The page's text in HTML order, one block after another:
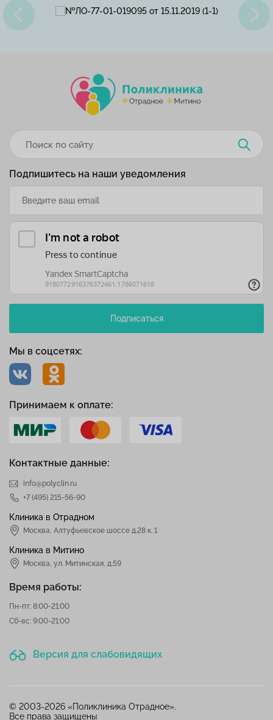
Контактные данные:
info@polyclin.ru
+7 (495) 215-56-90
Клиника в Отрадном
Москва Алтуфьевское шоссе д.28 к. 1
Клиника в Митино
Москва, ул. Митинская, д.59
Время работы:
Пн-пт: 8:00-21:00
Сб-вс: 9:00-21:00
Мы в соцсетях:
Подпишитесь на наши уведомления
Подписаться
Версия для слабовидящих
Принимаем к оплате:
© 2003-2026 «Поликлиника Отрадное».
Все права защищены